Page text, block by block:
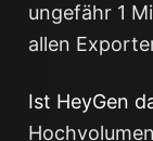
ungefähr 1
allen
Ist HeyGen